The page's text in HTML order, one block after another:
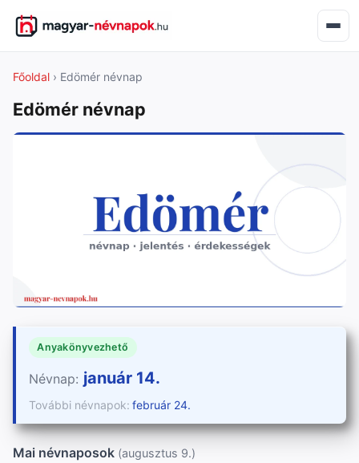
Főoldal › Edömér névnap
Edömér névnap
Anyakönyvezhető
Névnap: január 14.
További névnapok: február 24.
Mai névnaposok (augusztus 9.)